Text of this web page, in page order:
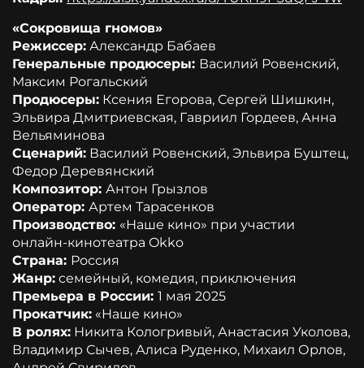
«Сокровища гномов»
Режиссер: Александр Бабаев
Генеральные продюсеры: Василий Ровенский,
Максим Рогальский
Продюсеры: Ксения Егорова, Сергей Шишкин,
Эльвира Дмитриевская, Гавриил Гордеев, Анна
Вельяминова
Сценарий: Василий Ровенский, Эльвира Буштец,
Федор Деревянский
Композитор: Антон Грызлов
Оператор: Артем Тарасенков
Производство: «Наше кино» при участии
онлайн-кинотеатра Okko
Страна: Россия
Жанр: семейный, комедия, приключения
Премьера в России: 1 мая 2025
Прокатчик: «Наше кино»
В ролях: Никита Кологривый, Анастасия Уколова,
Владимир Сычев, Алиса Руденко, Михаил Орлов,